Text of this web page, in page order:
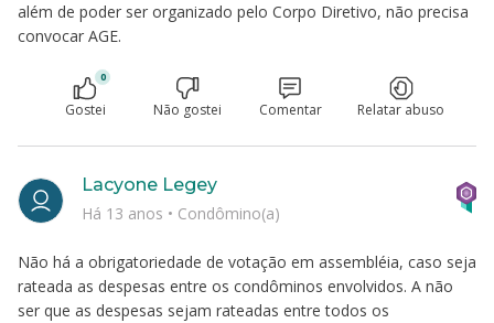
além de poder ser organizado pelo Corpo Diretivo, não precisa
convocar AGE.
0
Gostei Não gostei Comentar Relatar abuso
Não há a obrigatoriedade de votação em assembléia, caso seja
rateada as despesas entre os condôminos envolvidos. A não
ser que as despesas sejam rateadas entre todos os
Lacyone Legey
Há 13 anos • Condômino(a)